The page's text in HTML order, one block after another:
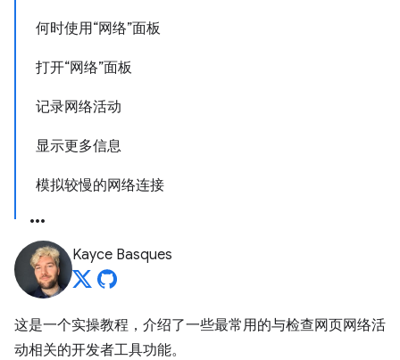
何时使用“网络”面板
打开“网络”面板
记录网络活动
显示更多信息
模拟较慢的网络连接
Kayce Basques
这是一个实操教程，介绍了一些最常用的与检查网页网络活
动相关的开发者工具功能。